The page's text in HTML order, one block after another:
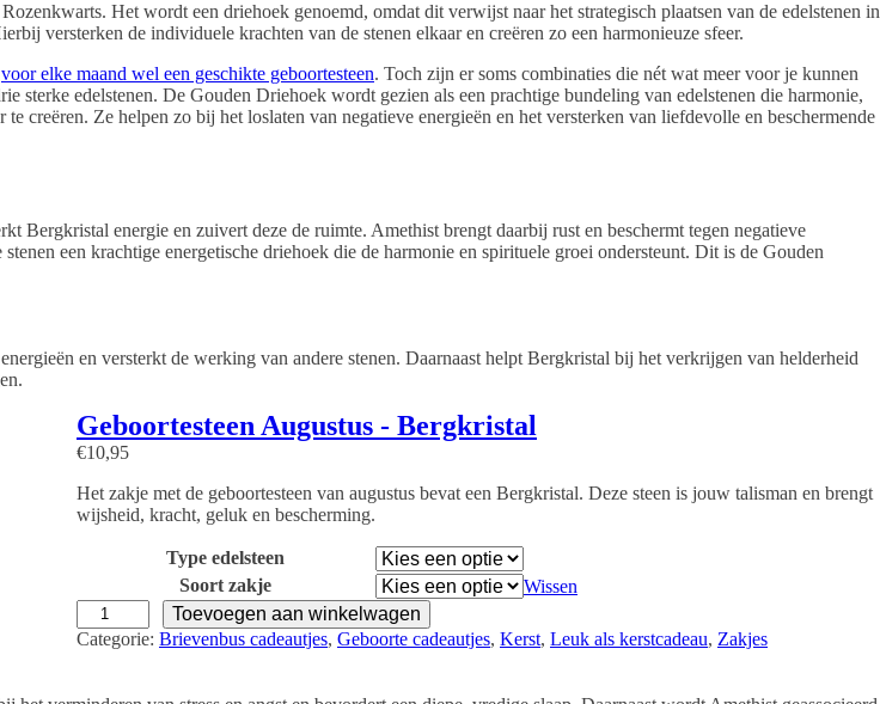
Het wordt een driehoek genoemd, omdat dit verwijst naar het strategisch plaatsen van de edelstenen in
versterken de individuele krachten van de stenen elkaar en creëren zo een harmonieuze sfeer.​
voor elke maand wel een geschikte geboortesteen. Toch zijn er soms combinaties die nét wat meer voor je kunnen
edelstenen. De Gouden Driehoek wordt gezien als een prachtige bundeling van edelstenen die harmonie,
creëren. Ze helpen zo bij het loslaten van negatieve energieën en het versterken van liefdevolle en beschermende
Bergkristal energie en zuivert deze de ruimte. Amethist brengt daarbij rust en beschermt tegen negatieve
een krachtige energetische driehoek die de harmonie en spirituele groei ondersteunt. Dit is de Gouden
en versterkt de werking van andere stenen. Daarnaast helpt Bergkristal bij het verkrijgen van helderheid
Geboortesteen Augustus - Bergkristal
€10,95
Het zakje met de geboortesteen van augustus bevat een Bergkristal. Deze steen is jouw talisman en brengt
wijsheid, kracht, geluk en bescherming.
Type edelsteen
Soort zakje
Wissen
e
b
Toevoegen aan winkelwagen
Categorie: Brievenbus cadeautjes, Geboorte cadeautjes, Kerst, Leuk als kerstcadeau, Zakjes